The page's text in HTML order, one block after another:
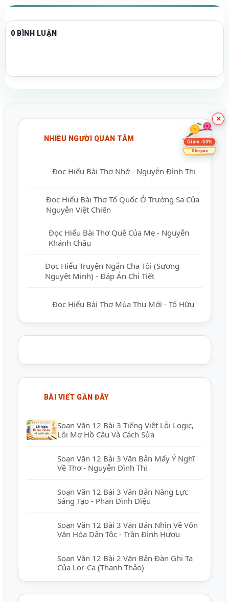
0 BÌNH LUẬN
NHIỀU NGƯỜI QUAN TÂM
Đọc Hiểu Bài Thơ Nhớ - Nguyễn Đình Thi
Đọc Hiểu Bài Thơ Tổ Quốc Ở Trường Sa Của
Nguyễn Việt Chiến
Đọc Hiểu Bài Thơ Quê Của Mẹ - Nguyễn
Khánh Châu
Đọc Hiểu Truyện Ngắn Cha Tôi (Sương
Nguyệt Minh) - Đáp Án Chi Tiết
Đọc Hiểu Bài Thơ Mùa Thu Mới - Tố Hữu
BÀI VIẾT GẦN ĐÂY
Soạn Văn 12 Bài 3 Tiếng Việt Lỗi Logic,
Lỗi Mơ Hồ Câu Và Cách Sửa
Soạn Văn 12 Bài 3 Văn Bản Mấy Ý Nghĩ
Về Thơ - Nguyễn Đình Thi
Soạn Văn 12 Bài 3 Văn Bản Năng Lực
Sáng Tạo - Phan Đình Diệu
Soạn Văn 12 Bài 3 Văn Bản Nhìn Về Vốn
Văn Hóa Dân Tộc - Trần Đình Hượu
Soạn Văn 12 Bài 2 Văn Bản Đàn Ghi Ta
Của Lor-Ca (Thanh Thảo)
×
Giảm -50%
Shopee